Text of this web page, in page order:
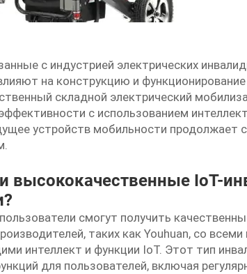
с индустрией электрических
на конструкцию и
складной электрический
с использованием
устройств мобильности продолжает
высококачественные IoT-
смогут получить
таких как Youhuan, со
интеллект и функции IoT. Этот тип
для пользователей, включая